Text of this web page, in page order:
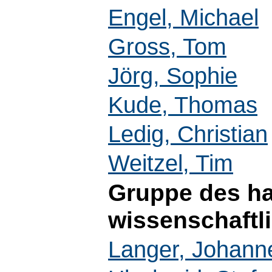
Engel, Michael
Gross, Tom
Jörg, Sophie
Kude, Thomas
Ledig, Christian
Weitzel, Tim
Gruppe des
Langer,